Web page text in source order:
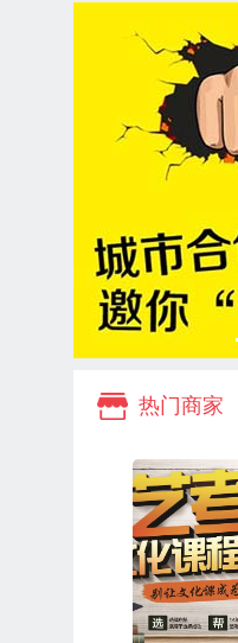
热门商家